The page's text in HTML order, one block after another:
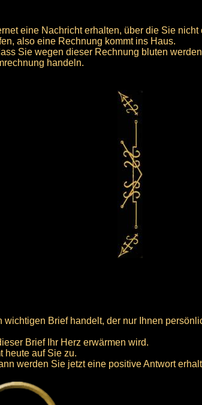
eine Nachricht erhalten, über die Sie nicht
also eine Rechnung kommt ins Haus.
Sie wegen dieser Rechnung bluten
handeln.
Brief handelt, der nur Ihnen
Brief Ihr Herz erwärmen wird.
heute auf Sie zu.
werden Sie jetzt eine positive Antwort